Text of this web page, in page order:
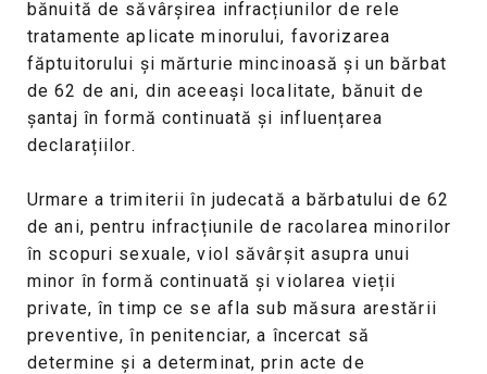
bănuită de săvârșirea infracțiunilor de rele
tratamente aplicate minorului, favorizarea
făptuitorului și mărturie mincinoasă și un bărbat
de 62 de ani, din aceeași localitate, bănuit de
șantaj în formă continuată și influențarea
declarațiilor.
Urmare a trimiterii în judecată a bărbatului de 62
de ani, pentru infracțiunile de racolarea minorilor
în scopuri sexuale, viol săvârșit asupra unui
minor în formă continuată și violarea vieții
private, în timp ce se afla sub măsura arestării
preventive, în penitenciar, a încercat să
determine și a determinat, prin acte de